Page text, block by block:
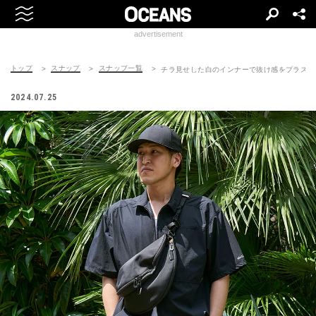
advertisement
トップ スナップ スナップ一覧 チラ見せした白のインナーで抜け感をプラス
2024.07.25